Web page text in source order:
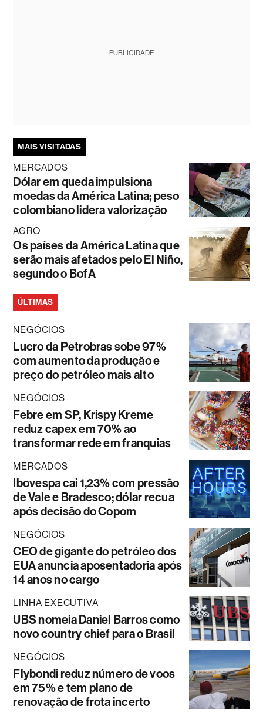
PUBLICIDADE
MAIS VISITADAS
MERCADOS
Dólar em queda impulsiona
moedas da América Latina; peso
colombiano lidera valorização
AGRO
Os países da América Latina que
serão mais afetados pelo El Niño,
segundo o BofA
ÚLTIMAS
NEGÓCIOS
Lucro da Petrobras sobe 97%
com aumento da produção e
preço do petróleo mais alto
NEGÓCIOS
Febre em SP, Krispy Kreme
reduz capex em 70% ao
transformar rede em franquias
MERCADOS
Ibovespa cai 1,23% com pressão
de Vale e Bradesco; dólar recua
após decisão do Copom
NEGÓCIOS
CEO de gigante do petróleo dos
EUA anuncia aposentadoria após
14 anos no cargo
LINHA EXECUTIVA
UBS nomeia Daniel Barros como
novo country chief para o Brasil
NEGÓCIOS
Flybondi reduz número de voos
em 75% e tem plano de
renovação de frota incerto